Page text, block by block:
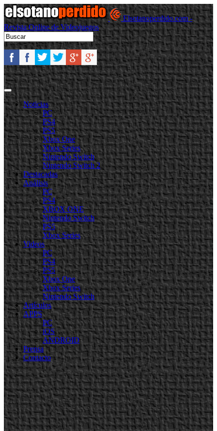
Elsotanoperdido.com -
Revista Online de Videojuegos
Noticias
PC
PS4
PS5
Xbox One
Xbox Series
Nintendo Switch
Nintendo Switch 2
Destacadas
Análisis
PC
PS4
XBOX ONE
Nintendo Switch
PS5
Xbox Series
Videos
PC
PS4
PS5
Xbox One
Xbox Series
Nintendo Switch
Artículos
APPS
PC
iOS
ANDROID
Prensa
Contacto